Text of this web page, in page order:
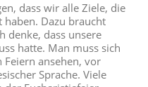
dass wir alle Ziele, die
haben. Dazu braucht
denke, dass unsere
hatte. Man muss sich
ansehen, vor
Sprache. Viele